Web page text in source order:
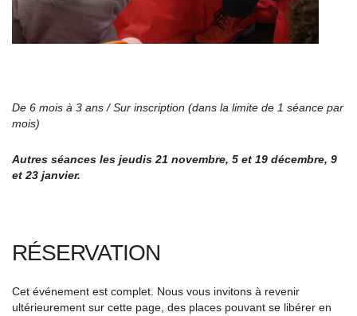
De 6 mois à 3 ans / Sur inscription (dans la limite de 1 séance par
mois)
Autres séances les jeudis 21 novembre, 5 et 19 décembre, 9
et 23 janvier.
RÉSERVATION
Cet événement est complet. Nous vous invitons à revenir
ultérieurement sur cette page, des places pouvant se libérer en